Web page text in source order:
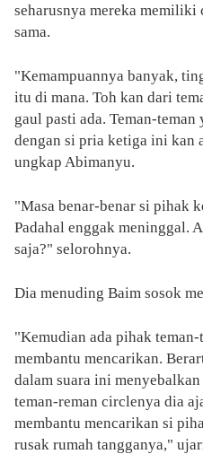
seharusnya mereka memiliki
sama.
"Kemampuannya banyak,
itu di mana. Toh kan dari
gaul pasti ada. Teman-
dengan si pria ketiga ini kan
ungkap Abimanyu.
"Masa benar-benar si pihak
Padahal enggak meninggal.
saja?" selorohnya.
Dia menuding Baim sosok
"Kemudian ada pihak
membantu mencarikan.
dalam suara ini
teman-reman circlenya dia
membantu mencarikan si
rusak rumah tangganya,"